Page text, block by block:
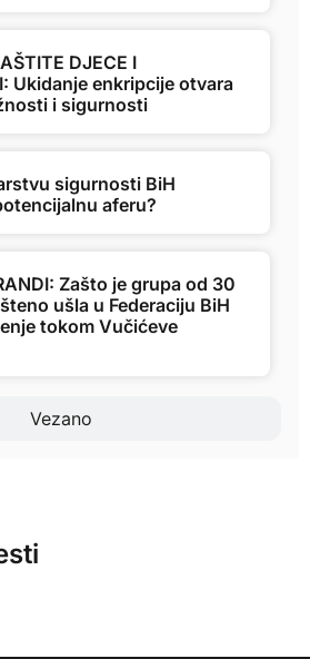
Vezano
DJECE I
Ukidanje enkripcije otvara
i sigurnosti
sigurnosti BiH
aferu?
Zašto je grupa od 30
ušla u Federaciju BiH
tokom Vučićeve